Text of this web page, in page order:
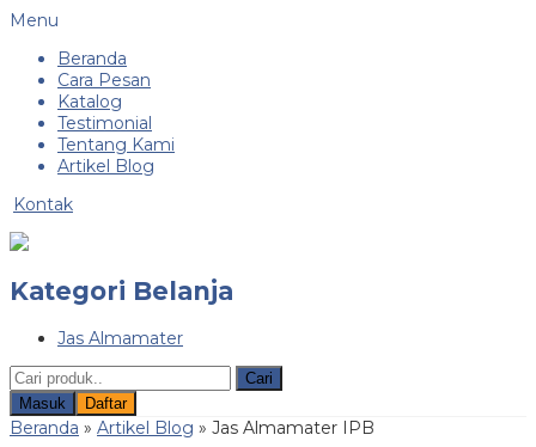
Menu
Beranda
Cara Pesan
Katalog
Testimonial
Tentang Kami
Artikel Blog
Kontak
Kategori Belanja
Jas Almamater
Cari
Masuk
Daftar
Beranda » Artikel Blog » Jas Almamater IPB